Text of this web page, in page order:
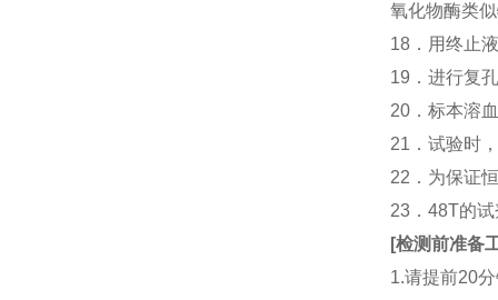
氧化物酶类
18．用终止
19．进行复
20．标本溶
21．试验时
22．为保证
23．48T的
[检测前准备
1.请提前20